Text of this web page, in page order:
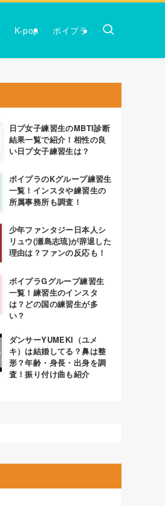
K-pop ボイプラ
日プ女子練習生のMBTI診断
結果一覧で紹介！相性の良
い日プ女子練習生は？
ボイプラのKグループ練習生
一覧！インスタや練習生の
所属事務所も調査！
少年ファンタジー日本人シ
リュウ(瀬島志琉)が辞退した
理由は？ファンの反応も！
ボイプラGグループ練習生
一覧！練習生のインスタ
は？どの国の練習生が多
い？
ダンサーYUMEKI（ユメ
キ）は結婚してる？鼻は整
形？年齢・身長・出身を調
査！振り付け曲も紹介